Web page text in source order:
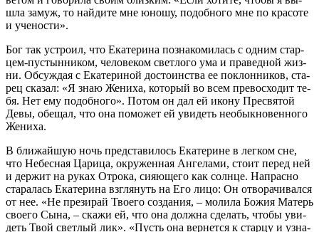
шла за­муж, то най­ди­те мне юно­шу, по­доб­но­го мне по кра­со­те
и уче­но­сти».
Бог так устро­ил, что Ека­те­ри­на по­зна­ко­ми­лась с од­ним стар­
цем-пу­стын­ни­ком, че­ло­ве­ком свет­ло­го ума и пра­вед­ной жиз­
ни. Об­суж­дая с Ека­те­ри­ной до­сто­ин­ства ее по­клон­ни­ков, ста­
рец ска­зал: «Я знаю Же­ни­ха, ко­то­рый во всем пре­вос­хо­дит те­
бя. Нет ему по­доб­но­го». По­том он дал ей ико­ну Пре­свя­той
Де­вы, обе­щал, что она по­мо­жет ей уви­деть необык­но­вен­но­го
Же­ни­ха.
В бли­жай­шую ночь пред­ста­ви­лось Ека­те­рине в лег­ком сне,
что Небес­ная Ца­ри­ца, окру­жен­ная Ан­ге­ла­ми, сто­ит пе­ред ней
и дер­жит на ру­ках От­ро­ка, си­я­ю­ще­го как солн­це. На­прас­но
ста­ра­лась Ека­те­ри­на взгля­нуть на Его ли­цо: Он от­во­ра­чи­вал­ся
от нее. «Не пре­зи­рай Тво­е­го со­зда­ния, – мо­ли­ла Бо­жия Ма­терь
сво­е­го Сы­на, – ска­жи ей, что она долж­на сде­лать, чтобы уви­
деть Твой свет­лый лик». «Пусть она вер­нет­ся к стар­цу и узна­